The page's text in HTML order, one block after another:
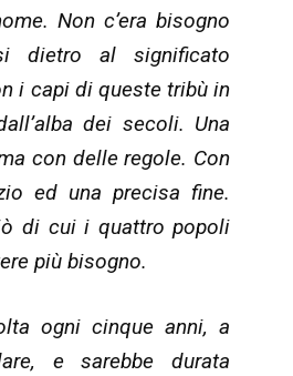
Non c’era bisogno
dietro al significato
i capi di queste tribù in
dei secoli. Una
con delle regole. Con
ed una precisa fine.
di cui i quattro popoli
più bisogno.
ogni cinque anni, a
e sarebbe durata